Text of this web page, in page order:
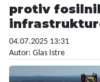
protiv
04.07.2025 13:31
Autor: Glas Istre